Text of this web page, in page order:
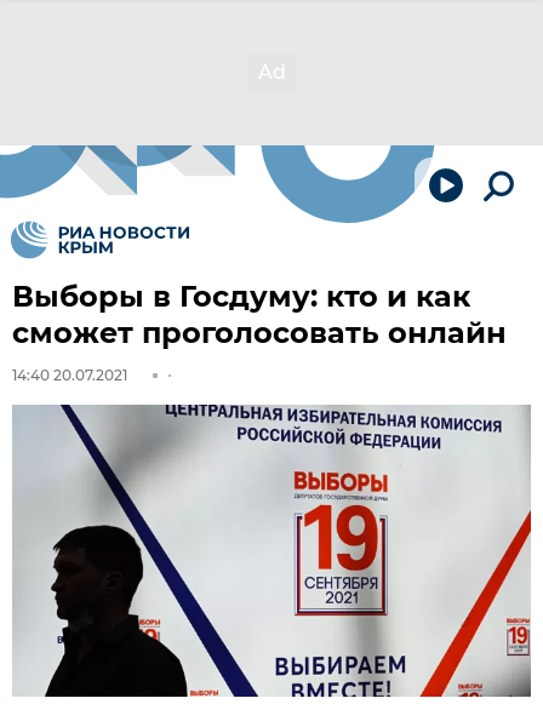
Выборы в Госдуму: кто и как
сможет проголосовать онлайн
14:40 20.07.2021